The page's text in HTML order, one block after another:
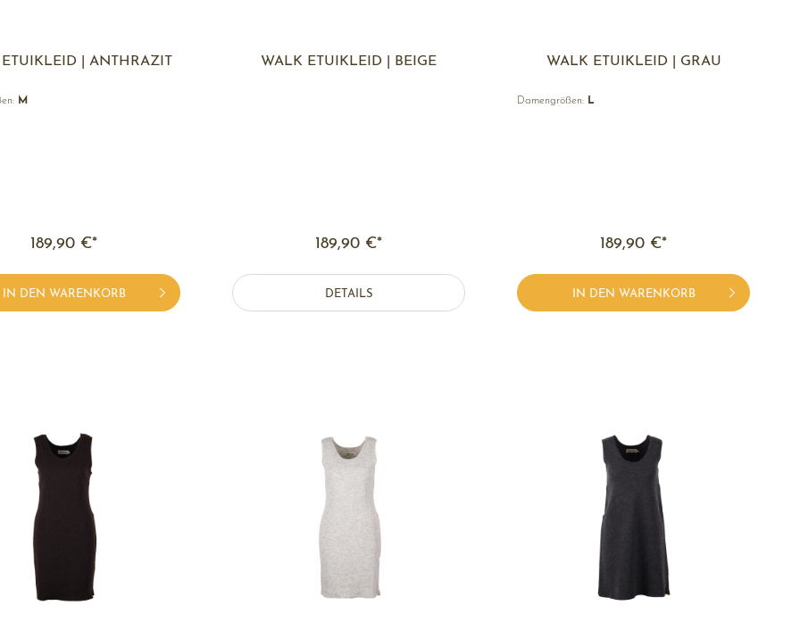
| ANTHRAZIT
M
189,90 €*
IN DEN WARENKORB
WALK ETUIKLEID | BEIGE
189,90 €*
DETAILS
WALK ETUIKLEID | GRAU
Damengrößen: L
189,90 €*
IN DEN WARENKORB